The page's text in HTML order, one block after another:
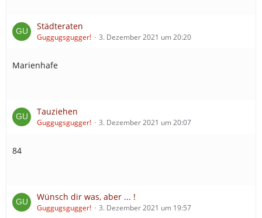
Städteraten
Guggugsgugger! 3. Dezember 2021 um 20:20
Marienhafe
Tauziehen
Guggugsgugger! 3. Dezember 2021 um 20:07
84
Wünsch dir was, aber ... !
Guggugsgugger! 3. Dezember 2021 um 19:57